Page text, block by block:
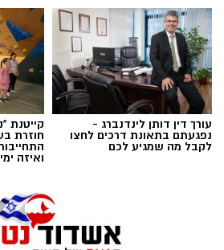
תגים:ופל בלגי במילוי שוקולד
עורך דין דותן לינדנברג -
נפגעתם בתאונת דרכים לחצו
לקבל מה שמגיע לכם
קייטנת
חוזרת
ואיזה